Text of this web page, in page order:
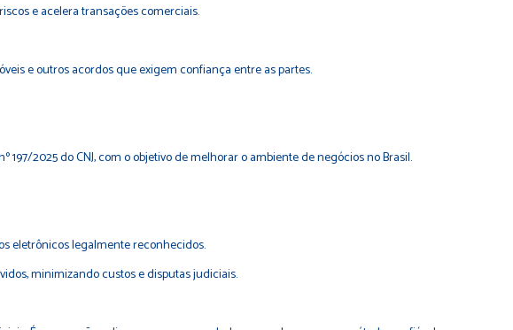
e acelera transações comerciais.
e outros acordos que exigem confiança entre as partes.
197/2025 do CNJ, com o objetivo de melhorar o ambiente de negócios no Brasil.
eletrônicos legalmente reconhecidos.
minimizando custos e disputas judiciais.